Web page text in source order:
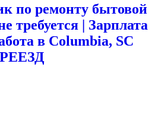
по ремонту бытовой
требуется | Зарплата
в Columbia, SC